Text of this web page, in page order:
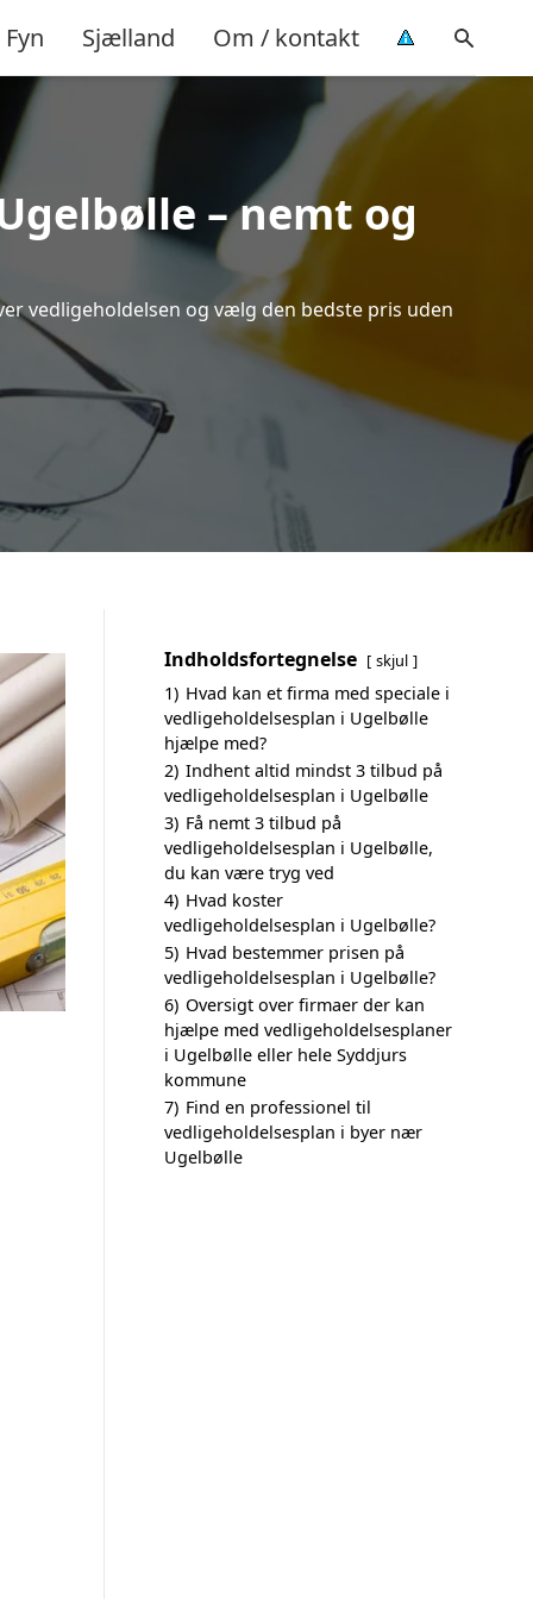
Fyn Sjælland Om / kontakt
– nemt og
vedligeholdelsen og vælg den bedste pris uden
Indholdsfortegnelse skjul
1) Hvad kan et firma med speciale i
vedligeholdelsesplan i Ugelbølle
hjælpe med?
2) Indhent altid mindst 3 tilbud på
vedligeholdelsesplan i Ugelbølle
3) Få nemt 3 tilbud på
vedligeholdelsesplan i Ugelbølle,
du kan være tryg ved
4) Hvad koster
vedligeholdelsesplan i Ugelbølle?
5) Hvad bestemmer prisen på
vedligeholdelsesplan i Ugelbølle?
6) Oversigt over firmaer der kan
hjælpe med vedligeholdelsesplaner
i Ugelbølle eller hele Syddjurs
kommune
7) Find en professionel til
vedligeholdelsesplan i byer nær
Ugelbølle